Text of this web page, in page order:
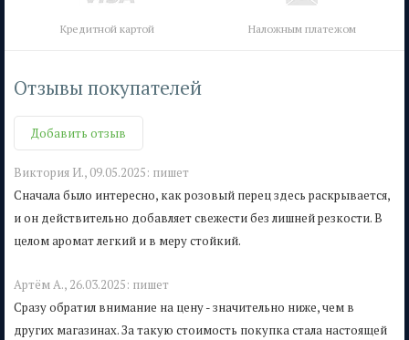
Кредитной картой Наложным платежом
Отзывы покупателей
Добавить отзыв
Виктория И., 09.05.2025: пишет
Сначала было интересно, как розовый перец здесь раскрывается,
и он действительно добавляет свежести без лишней резкости. В
целом аромат легкий и в меру стойкий.
Артём А., 26.03.2025: пишет
Сразу обратил внимание на цену - значительно ниже, чем в
других магазинах. За такую стоимость покупка стала настоящей